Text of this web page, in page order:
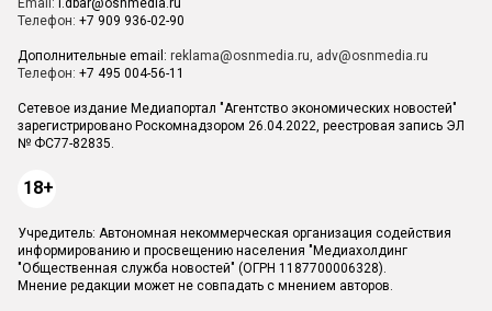
Email: i.dbar@osnmedia.ru
Телефон: +7 909 936-02-90
Дополнительные email: reklama@osnmedia.ru, adv@osnmedia.ru
Телефон: +7 495 004-56-11
Сетевое издание Медиапортал "Агентство экономических новостей"
зарегистрировано Роскомнадзором 26.04.2022, реестровая запись ЭЛ
№ ФС77-82835.
18+
Учредитель: Автономная некоммерческая организация содействия
информированию и просвещению населения "Медиахолдинг
"Общественная служба новостей" (ОГРН 1187700006328).
Мнение редакции может не совпадать с мнением авторов.